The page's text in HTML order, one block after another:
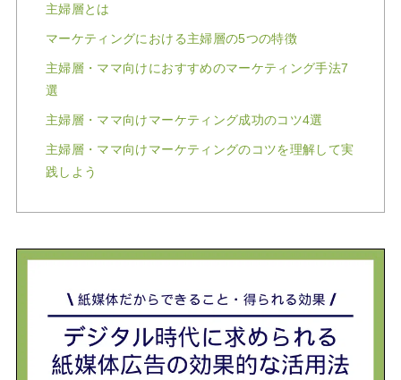
主婦層とは
マーケティングにおける主婦層の5つの特徴
主婦層・ママ向けにおすすめのマーケティング手法7
選
主婦層・ママ向けマーケティング成功のコツ4選
主婦層・ママ向けマーケティングのコツを理解して実
践しよう